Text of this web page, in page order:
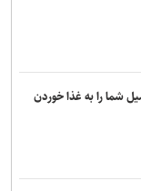
است
اربعین
شما را به غذا خوردن